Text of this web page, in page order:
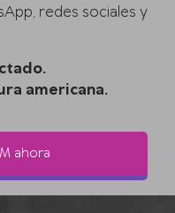
redes sociales y
americana.
ahora